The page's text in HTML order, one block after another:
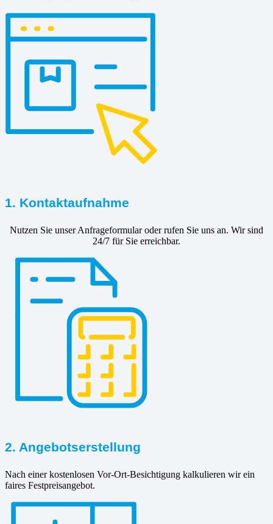
1. Kontaktaufnahme
Nutzen Sie unser Anfrageformular oder rufen Sie uns an. Wir sind
24/7 für Sie erreichbar.
2. Angebotserstellung
Nach einer kostenlosen Vor-Ort-Besichtigung kalkulieren wir ein
faires Festpreisangebot.